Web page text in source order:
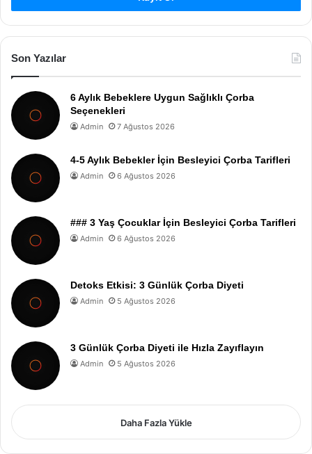
Son Yazılar
6 Aylık Bebeklere Uygun Sağlıklı Çorba
Seçenekleri
Admin 7 Ağustos 2026
4-5 Aylık Bebekler İçin Besleyici Çorba Tarifleri
Admin 6 Ağustos 2026
### 3 Yaş Çocuklar İçin Besleyici Çorba Tarifleri
Admin 6 Ağustos 2026
Detoks Etkisi: 3 Günlük Çorba Diyeti
Admin 5 Ağustos 2026
3 Günlük Çorba Diyeti ile Hızla Zayıflayın
Admin 5 Ağustos 2026
Daha Fazla Yükle